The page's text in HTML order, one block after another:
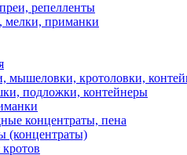
репелленты
мелки, приманки
мышеловки, кротоловки,
подложки, контейнеры
концентраты, пена
(концентраты)